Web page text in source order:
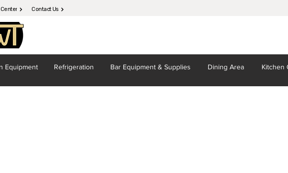
Contact Us
Equipment Refrigeration Bar Equipment & Supplies Dining Area Kitchen